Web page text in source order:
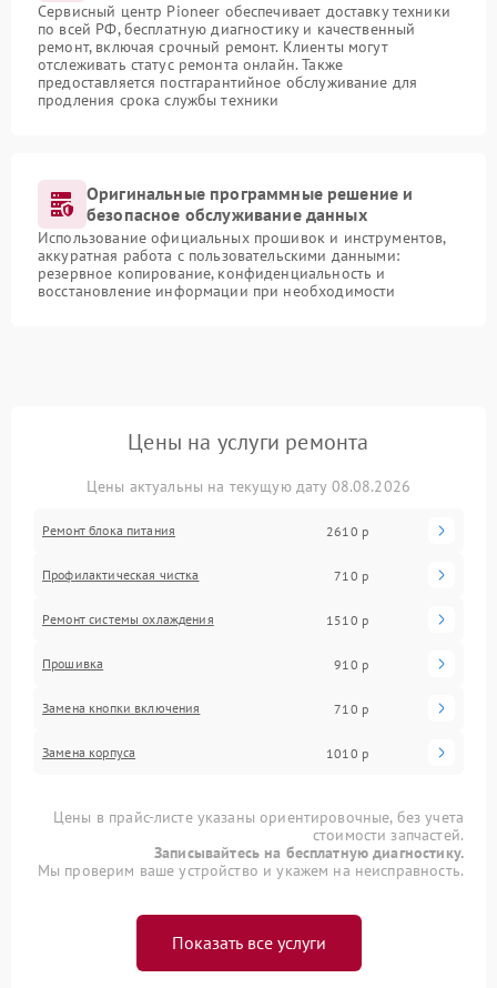
Сервисный центр Pioneer обеспечивает доставку техники
по всей РФ, бесплатную диагностику и качественный
ремонт, включая срочный ремонт. Клиенты могут
отслеживать статус ремонта онлайн. Также
предоставляется постгарантийное обслуживание для
продления срока службы техники
Оригинальные программные решение и
безопасное обслуживание данных
Использование официальных прошивок и инструментов,
аккуратная работа с пользовательскими данными:
резервное копирование, конфиденциальность и
восстановление информации при необходимости
Цены на услуги ремонта
Цены актуальны на текущую дату 08.08.2026
Ремонт блока питания 2610 р
Профилактическая чистка 710 р
Ремонт системы охлаждения 1510 р
Прошивка 910 р
Замена кнопки включения 710 р
Замена корпуса 1010 р
Цены в прайс-листе указаны ориентировочные, без учета
стоимости запчастей.
Записывайтесь на бесплатную диагностику.
Мы проверим ваше устройство и укажем на неисправность.
Показать все услуги